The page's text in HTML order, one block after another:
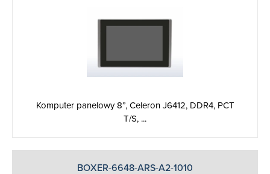
Komputer panelowy 8”, Celeron J6412, DDR4, PCT
T/S, ...
BOXER-6648-ARS-A2-1010